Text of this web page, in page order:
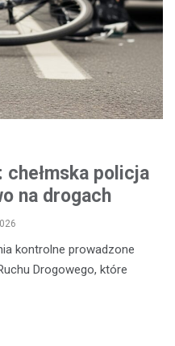
chełmska policja
na drogach
kontrolne prowadzone
Drogowego, które